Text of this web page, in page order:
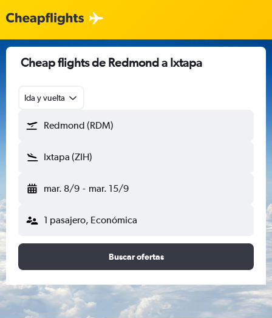
Cheap flights de Redmond a Ixtapa
Ida y vuelta
Redmond (RDM)
Ixtapa (ZIH)
mar. 8/9 - mar. 15/9
1 pasajero, Económica
Buscar ofertas